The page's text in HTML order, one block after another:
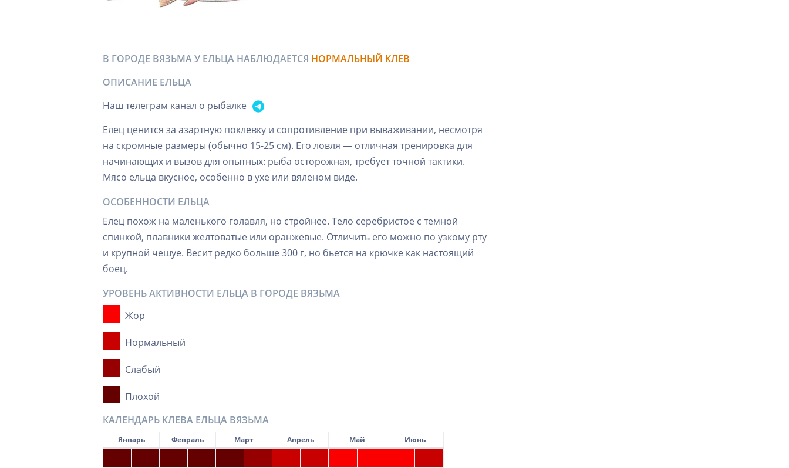
В ГОРОДЕ ВЯЗЬМА У ЕЛЬЦА НАБЛЮДАЕТСЯ НОРМАЛЬНЫЙ КЛЕВ
ОПИСАНИЕ ЕЛЬЦА
Наш телеграм канал о рыбалке
Елец ценится за азартную поклевку и сопротивление при вываживании, несмотря
на скромные размеры (обычно 15-25 см). Его ловля — отличная тренировка для
начинающих и вызов для опытных: рыба осторожная, требует точной тактики.
Мясо ельца вкусное, особенно в ухе или вяленом виде.
ОСОБЕННОСТИ ЕЛЬЦА
Елец похож на маленького голавля, но стройнее. Тело серебристое с темной
спинкой, плавники желтоватые или оранжевые. Отличить его можно по узкому рту
и крупной чешуе. Весит редко больше 300 г, но бьется на крючке как настоящий
боец.
УРОВЕНЬ АКТИВНОСТИ ЕЛЬЦА В ГОРОДЕ ВЯЗЬМА
Жор
Нормальный
Слабый
Плохой
КАЛЕНДАРЬ КЛЕВА ЕЛЬЦА ВЯЗЬМА
Январь Февраль Март Апрель Май Июнь